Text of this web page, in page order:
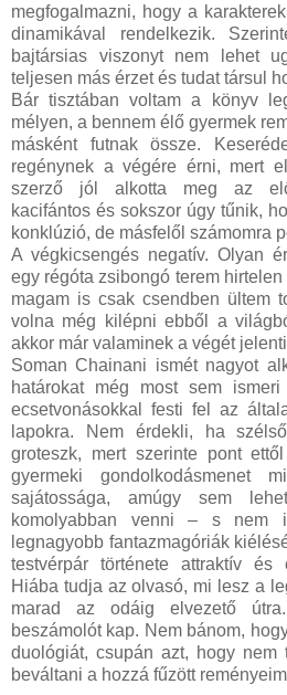
megfogalmazni, hogy a
dinamikával rendelkezik.
bajtársias viszonyt nem lehet
teljesen más érzet és tudat társul
Bár tisztában voltam a könyv
mélyen, a bennem élő gyermek
másként futnak össze.
regénynek a végére érni, mert
szerző jól alkotta meg az
kacifántos és sokszor úgy tűnik,
konklúzió, de másfelől számomra
A végkicsengés negatív. Olyan
egy régóta zsibongó terem
magam is csak csendben ültem
volna még kilépni ebből a
akkor már valaminek a végét
Soman Chainani ismét nagyot
határokat még most sem
ecsetvonásokkal festi fel az
lapokra. Nem érdekli, ha
groteszk, mert szerinte pont
gyermeki gondolkodásmenet
sajátossága, amúgy sem
komolyabban venni – s
legnagyobb fantazmagóriák
testvérpár története attraktív és
Hiába tudja az olvasó, mi lesz a
marad az odáig elvezető
beszámolót kap. Nem bánom,
duológiát, csupán azt, hogy nem
beváltani a hozzá fűzött